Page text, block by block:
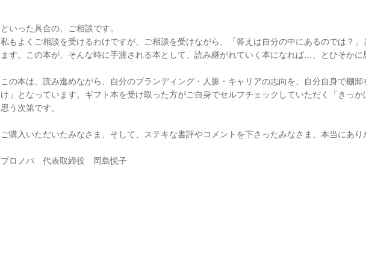
といった具合の、ご相談です。
私もよくご相談を受けるわけですが、ご相談を受けながら、「答えは自分の中にあるのでは？」
ます。この本が、そんな時に手渡される本として、読み継がれていく本になれば…、とひそかに
この本は、読み進めながら、自分のブランディング・人脈・キャリアの志向を、自分自身で棚
け」となっています。ギフト本を受け取った方がご自身でセルフチェックしていただく「きっか
思う次第です。
ご購入いただいたみなさま、そして、ステキな書評やコメントを下さったみなさま、本当にあり
プロノバ 代表取締役 岡島悦子